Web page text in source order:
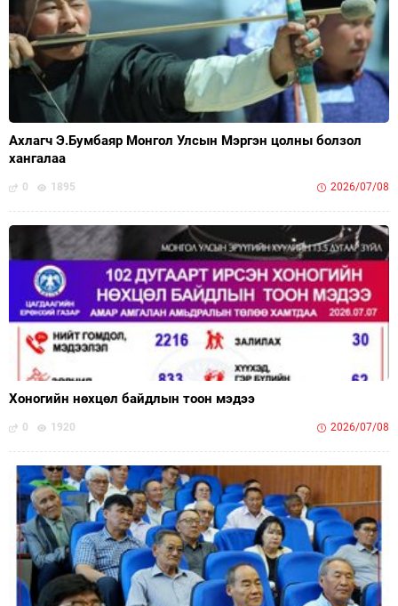
Ахлагч Э.Бумбаяр Монгол Улсын Мэргэн цолны болзол
хангалаа
0 1895 2026/07/08
Хоногийн нөхцөл байдлын тоон мэдээ
0 1920 2026/07/08